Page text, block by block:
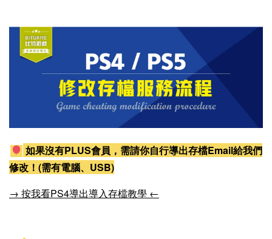
如果沒有PLUS會員，需請你自行導出存檔Email給我們
修改！(需有電腦、USB)
→ 按我看PS4導出導入存檔教學 ←